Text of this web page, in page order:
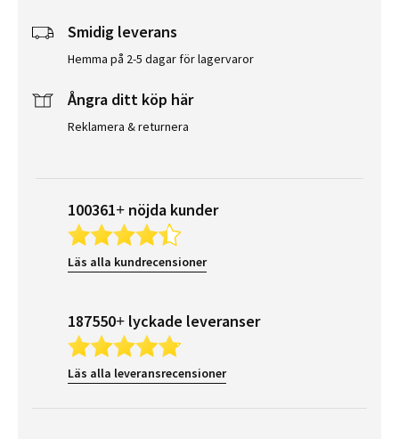
Smidig leverans
Hemma på 2-5 dagar för lagervaror
Ångra ditt köp här
Reklamera & returnera
100361+ nöjda kunder
Läs alla kundrecensioner
187550+ lyckade leveranser
Läs alla leveransrecensioner